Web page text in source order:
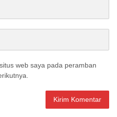
web saya pada peramban